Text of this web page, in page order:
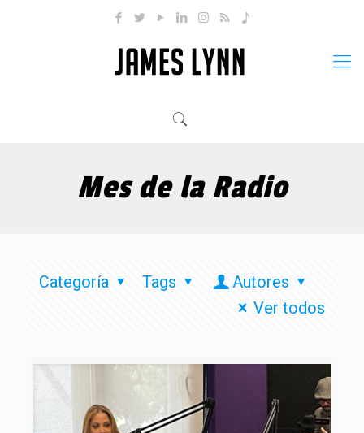
Mes de la Radio
Categoría Tags
Autores
Ver todos